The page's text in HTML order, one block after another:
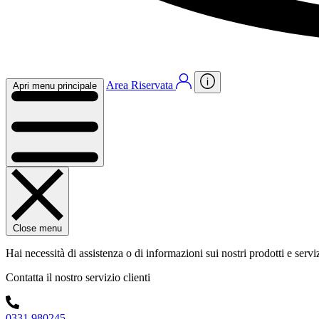
Apri menu principale Area Riservata
Close menu
Hai necessità di assistenza o di informazioni sui nostri prodotti e
Contatta il nostro servizio clienti